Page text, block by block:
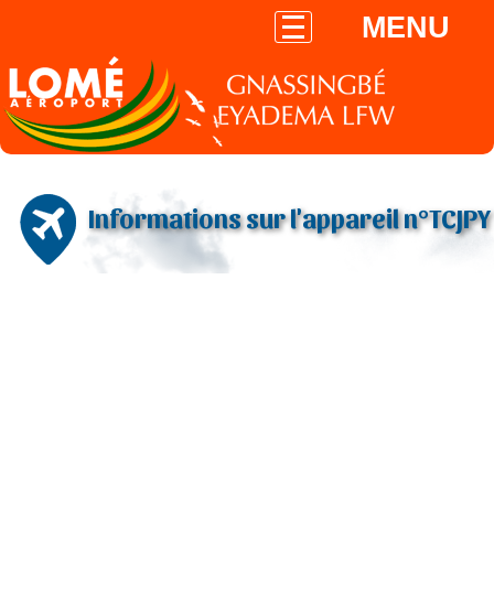
MENU
Informations sur l'appareil n°TCJPY